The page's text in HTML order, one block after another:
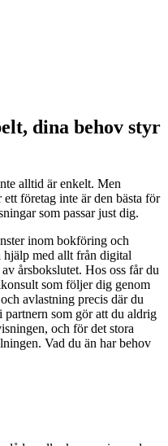
dina behov styr
alltid är enkelt. Men
företag inte är den bästa för
som passar just dig.
inom bokföring och
hjälp med allt från digital
årsbokslutet. Hos oss får du
som följer dig genom
avlastning precis där du
partnern som gör att du aldrig
och för det stora
Vad du än har behov